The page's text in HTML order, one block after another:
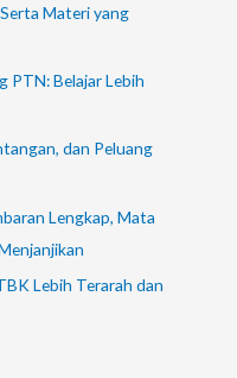
Materi yang
PTN: Belajar Lebih
dan Peluang
Lengkap, Mata
Lebih Terarah dan